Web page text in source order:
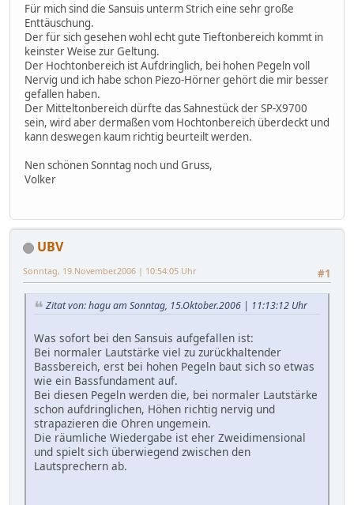
Für mich sind die Sansuis unterm Strich eine sehr große
Enttäuschung.
Der für sich gesehen wohl echt gute Tieftonbereich kommt in
keinster Weise zur Geltung.
Der Hochtonbereich ist Aufdringlich, bei hohen Pegeln voll
Nervig und ich habe schon Piezo-Hörner gehört die mir besser
gefallen haben.
Der Mitteltonbereich dürfte das Sahnestück der SP-X9700
sein, wird aber dermaßen vom Hochtonbereich überdeckt und
kann deswegen kaum richtig beurteilt werden.
Nen schönen Sonntag noch und Gruss,
Volker
UBV
#1
Sonntag, 19.November.2006 | 10:54:05 Uhr
Zitat von: hagu am Sonntag, 15.Oktober.2006 | 11:13:12 Uhr
Was sofort bei den Sansuis aufgefallen ist:
Bei normaler Lautstärke viel zu zurückhaltender
Bassbereich, erst bei hohen Pegeln baut sich so etwas
wie ein Bassfundament auf.
Bei diesen Pegeln werden die, bei normaler Lautstärke
schon aufdringlichen, Höhen richtig nervig und
strapazieren die Ohren ungemein.
Die räumliche Wiedergabe ist eher Zweidimensional
und spielt sich überwiegend zwischen den
Lautsprechern ab.